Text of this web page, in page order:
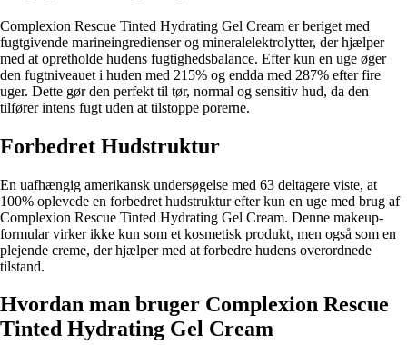
Complexion Rescue Tinted Hydrating Gel Cream er beriget med
fugtgivende marineingredienser og mineralelektrolytter, der hjælper
med at opretholde hudens fugtighedsbalance. Efter kun en uge øger
den fugtniveauet i huden med 215% og endda med 287% efter fire
uger. Dette gør den perfekt til tør, normal og sensitiv hud, da den
tilfører intens fugt uden at tilstoppe porerne.
Forbedret Hudstruktur
En uafhængig amerikansk undersøgelse med 63 deltagere viste, at
100% oplevede en forbedret hudstruktur efter kun en uge med brug af
Complexion Rescue Tinted Hydrating Gel Cream. Denne makeup-
formular virker ikke kun som et kosmetisk produkt, men også som en
plejende creme, der hjælper med at forbedre hudens overordnede
tilstand.
Hvordan man bruger Complexion Rescue
Tinted Hydrating Gel Cream